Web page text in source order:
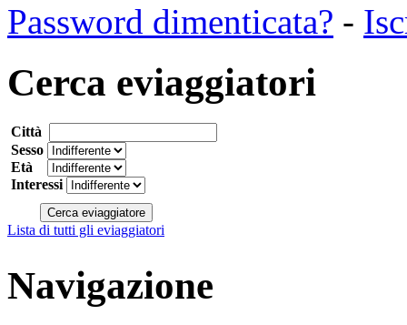
Password dimenticata? -
Cerca eviaggiatori
Città
Sesso
Età
Interessi
Lista di tutti gli eviaggiatori
Navigazione